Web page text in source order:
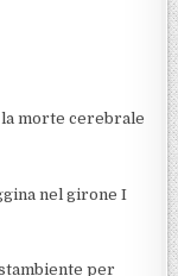
la morte cerebrale
nel girone I
per